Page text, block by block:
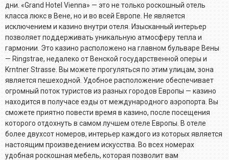
дни. «Grand Hotel Vienna» — это не только роскошный отель
класса люкс в Вене, но и во всей Европе. Не является
исключением и казино внутри отеля. Изысканный интерьер
позволяет поддерживать уникальную атмосферу тепла и
гармонии. Это казино расположено на главном бульваре Вены
— Ringstrae, недалеко от Венской государственной оперы и
Krntner Strasse. Вы можете прогуляться по этим улицам, зона
является пешеходной. Удобное расположение обеспечивает
огромный поток туристов из разных городов Европы — казино
находится в получасе езды от международного аэропорта. Вы
сможете приятно повести время в казино, после посещения
которого отдохнуть в самом лучшем отеле Европы. В отеле
более двухсот номеров, интерьер каждого из которых является
настоящим произведением искусства. Во всех номерах
удобная роскошная мебель, которая позволит вам